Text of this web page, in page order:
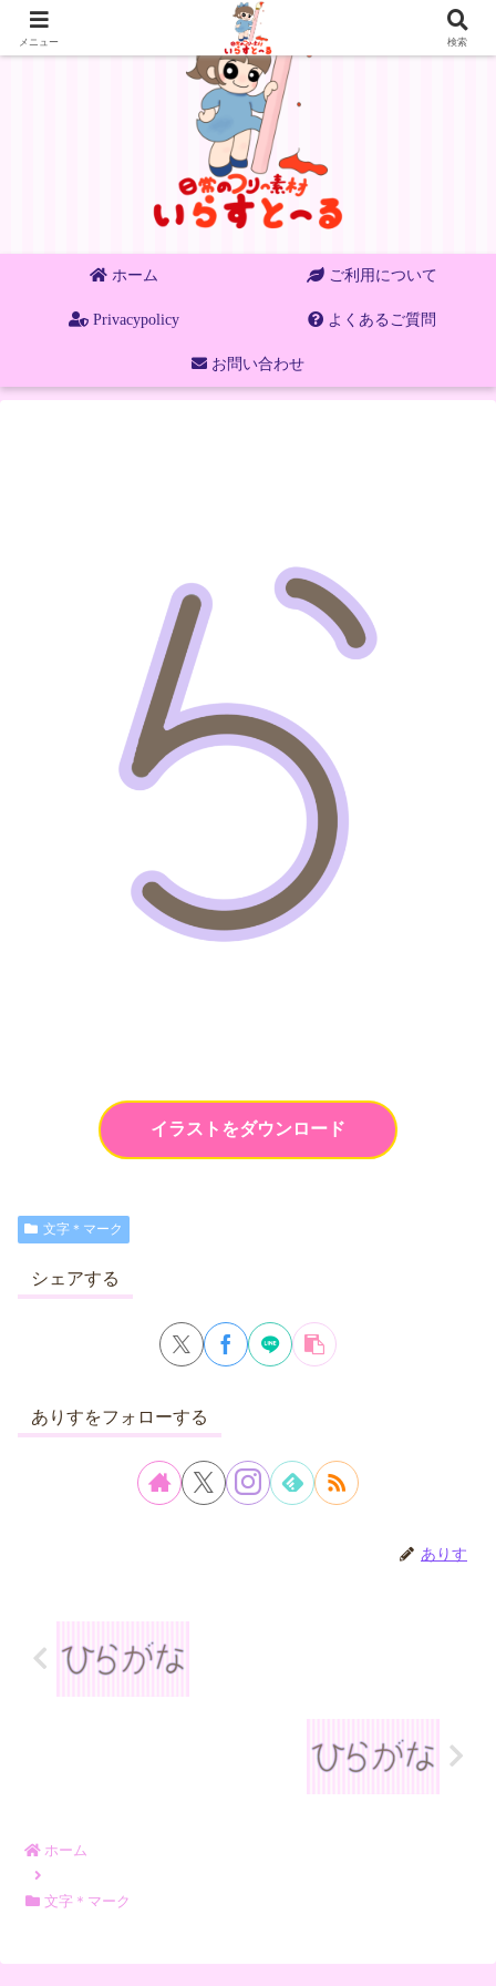
ホーム ご利用について
Privacypolicy よくあるご質問
お問い合わせ
イラストをダウンロード
文字＊マーク
シェアする
ありすをフォローする
ありす
ホーム
文字＊マーク
メニュー 検索